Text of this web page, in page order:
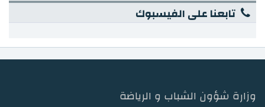
تابعنا على الفيسبوك
وزارة شؤون الشباب و الرياضة